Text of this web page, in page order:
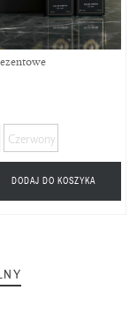
Czerwony
DODAJ DO KOSZYKA